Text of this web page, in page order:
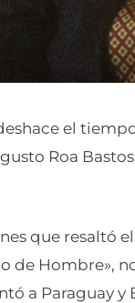
el
Roa
que resaltó
Hombre»,
a Paraguay y